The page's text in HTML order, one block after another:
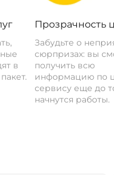
в
Прозрачность
Забудьте о
сюрпризах: вы
получить всю
информацию по
сервису еще до
начнутся работы.